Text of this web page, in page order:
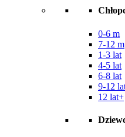
0-6 m
7-12 m
1-3 lat
4-5 lat
6-8 lat
9-12
12 lat+